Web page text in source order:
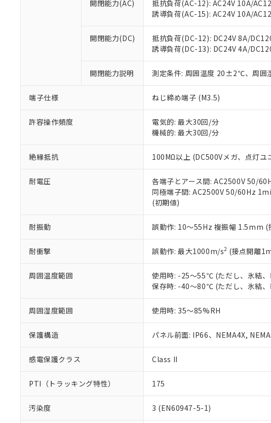
開閉能力(AC)
抵抗負荷(AC-12): AC24V 10A/
誘導負荷(AC-15): AC24V 10A/
開閉能力(DC)
抵抗負荷(DC-12): DC24V 8A/
誘導負荷(DC-13): DC24V 4A/
開閉能力説明 測定条件: 周囲温度 20±2℃、周
端子仕様 ねじ締め端子 (M3.5)
許容操作頻度
電気的: 最大30回/分
機械的: 最大30回/分
絶縁抵抗 100MΩ以上 (DC500Vメガ、点灯ユ
耐電圧
各端子とアース間: AC2500V 50/
同極端子間: AC2500V 50/60Hz
(初期値)
耐振動 誤動作: 10～55Hz 複振幅 1.5mm (
耐衝撃 誤動作: 最大1000m/s2 (接点開離
周囲温度範囲
使用時: -25～55℃ (ただし、氷結、
保存時: -40～80℃ (ただし、氷結、
周囲湿度範囲 使用時: 35～85%RH
保護構造 パネル前面: IP66、NEMA4X,
感電保護クラス Class II
PTI（トラッキング特性） 175
汚染度 3 (EN60947-5-1)
当社販売員にご相談くだ
オムロン制御機器販売店や
す。
マイパーツ機能（部品リ
ている必要があります。
お客様が当ウェブサイト
が、当社の製品・サービ
さい。
いる法人を指します。
※2 対応予定月
部品在庫の切り替え状況などに
※3 非含有証明書ダウンロ
下記の非含有証明書をダウンロ
EU RoHS指令（10物質）の非含
51物質の非含有証明書（当社基
※本証明書は発行日時点で非含
混在することから備考欄に対応
既に当社にて対応品への在庫
り割愛しております。
※2 環境保護使用期限
「ｅ」：有害物質（10物質）の
「10」：通常の使用状況下に
「－」：未確認です。当社販売
当社は、貴社製品を第三
たしません。
△ 一定数には満たない
－
在庫なし(最新の在庫
機器販売店・当社販
空
受注生産機種、また